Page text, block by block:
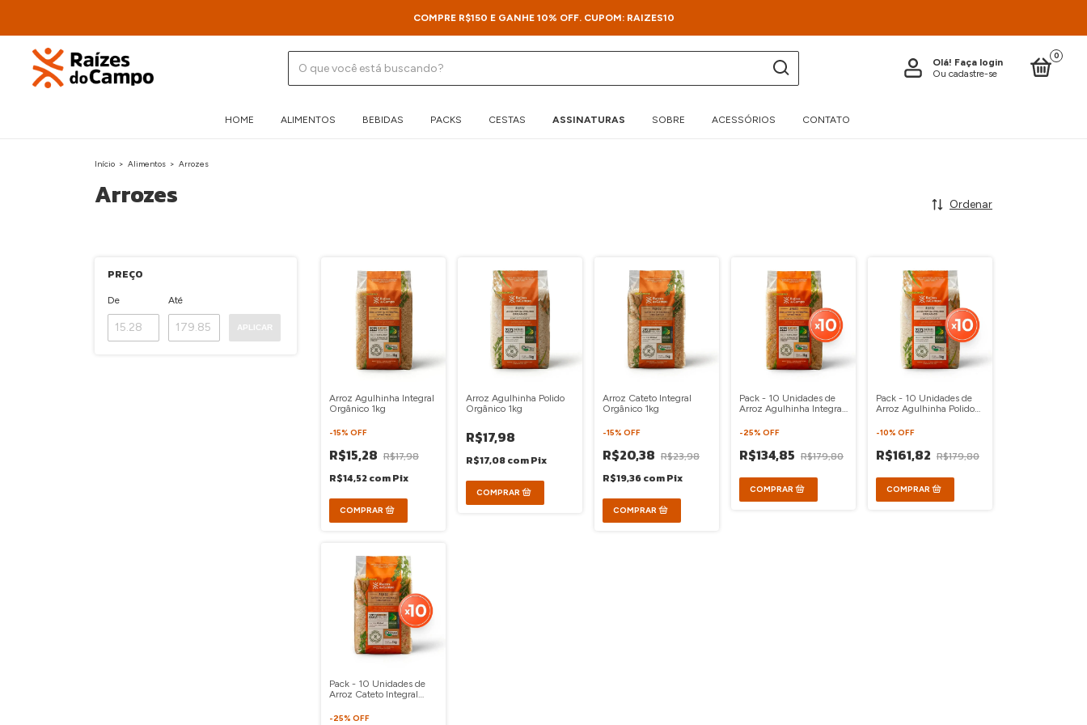
COMPRE R$150 E GANHE 10% OFF. CUPOM: RAIZES10
Olá! Faça login
Ou cadastre-se
0
HOME ALIMENTOS BEBIDAS PACKS CESTAS ASSINATURAS SOBRE ACESSÓRIOS CONTATO
Início > Alimentos > Arrozes
Arrozes Ordenar
PREÇO
De Até
APLICAR
Arroz Agulhinha Integral
Orgânico 1kg
-15% OFF
R$15,28 R$17,98
R$14,52comPix
Arroz Agulhinha Polido
Orgânico 1kg
R$17,98
R$17,08comPix
Arroz Cateto Integral
Orgânico 1kg
-15% OFF
R$20,38 R$23,98
R$19,36comPix
Pack - 10 Unidades de
Arroz Agulhinha Integral
-25% OFF
R$134,85 R$179,80
Pack - 10 Unidades de
Arroz Agulhinha Polido
-10% OFF
R$161,82 R$179,80
Pack - 10 Unidades de
Arroz Cateto Integral
-25% OFF